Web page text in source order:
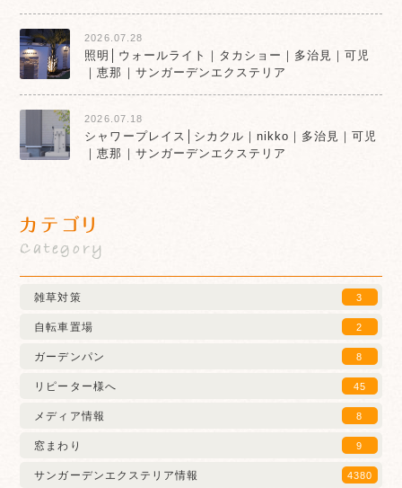
2026.07.28
照明│ウォールライト｜タカショー｜多治見｜可児
｜恵那｜サンガーデンエクステリア
2026.07.18
シャワープレイス│シカクル｜nikko｜多治見｜可児
｜恵那｜サンガーデンエクステリア
カテゴリ
Category
雑草対策 3
自転車置場 2
ガーデンパン 8
リピーター様へ 45
メディア情報 8
窓まわり 9
サンガーデンエクステリア情報 4380